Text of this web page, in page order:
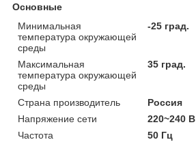
Основные
Минимальная
температура окружающей
среды
-25 град.
Максимальная
температура окружающей
среды
35 град.
Страна производитель
Россия
Напряжение сети
220~240 В
Частота
50 Гц